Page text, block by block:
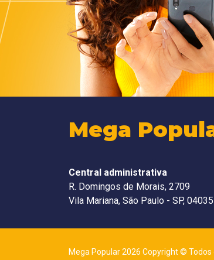
Mega
Central administrativa
R. Domingos de Morais, 2709
Vila Mariana, São Paulo - SP,
Mega Popular 2026 Copyright © Todos